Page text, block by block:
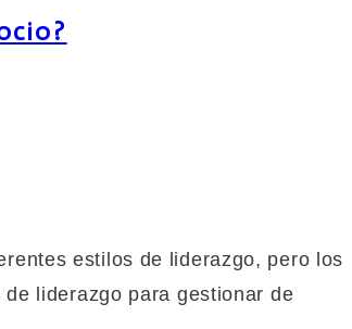
estilos de liderazgo, pero los
liderazgo para gestionar de